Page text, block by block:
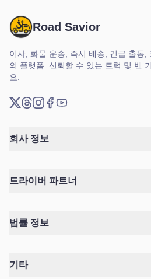
Road Savior
이사, 화물 운송, 즉시 배송, 긴급 출동,
의 플랫폼. 신뢰할 수 있는 트럭 및 밴
요.
회사 정보
드라이버 파트너
법률 정보
기타